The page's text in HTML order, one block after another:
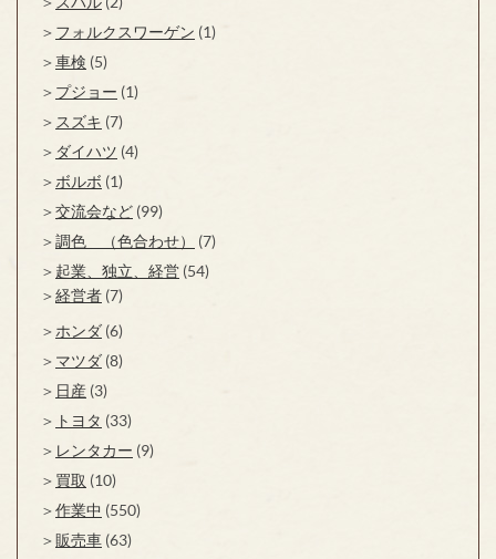
フォルクスワーゲン (1)
車検 (5)
プジョー (1)
スズキ (7)
ダイハツ (4)
ボルボ (1)
交流会など (99)
調色 （色合わせ）
(7)
起業、独立、経営 (54)
経営者 (7)
ホンダ (6)
マツダ (8)
日産 (3)
トヨタ (33)
レンタカー (9)
買取 (10)
作業中 (550)
販売車 (63)